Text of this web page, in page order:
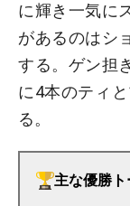
に輝き一気に
があるのはシ
する。ゲン担
に4本のティ
る。
主な優勝ト